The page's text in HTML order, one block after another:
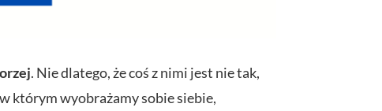
. Nie dlatego, że coś z nimi jest nie tak,
którym wyobrażamy sobie siebie,